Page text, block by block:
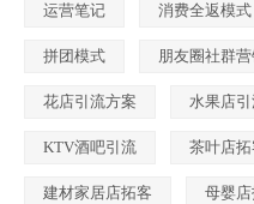
运营笔记 消费全返模式
拼团模式 朋友圈社群营
花店引流方案 水果店
KTV酒吧引流 茶叶店
建材家居店拓客 母婴